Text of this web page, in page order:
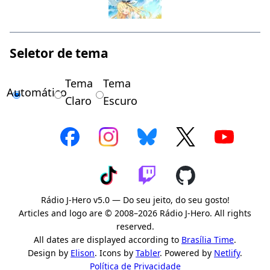
Seletor de tema
Automático
Tema
Claro
Tema
Escuro
Rádio J-Hero v5.0 — Do seu jeito, do seu gosto!
Articles and logo are © 2008–2026 Rádio J-Hero. All rights
reserved.
All dates are displayed according to Brasília Time.
Design by Elison. Icons by Tabler. Powered by Netlify.
Política de Privacidade